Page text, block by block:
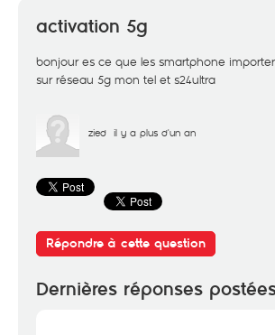
activation 5g
bonjour es ce que les smartphone
sur réseau 5g mon tel et s24ultra
zied il y a plus d'un an
Répondre à cette question
Dernières réponses